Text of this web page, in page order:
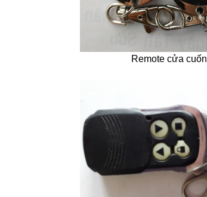
Remote cửa cuốn